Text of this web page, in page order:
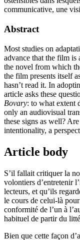
communicative, une
Abstract
Most studies on
advance that the film is
the novel from which
the film presents itself
hasn’t read it. In
article asks these
Bovary: to what extent
only an audiovisual
these signs as well?
intentionality, a
Article body
S’il fallait critiquer la
volontiers d’entretenir
lecteurs, et qu’ils
le cours de celui-là
conformité de l’un à
habituel de partir du
Bien que cette façon